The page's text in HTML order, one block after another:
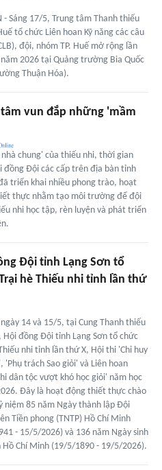
- Sáng 17/5, Trung tâm Thanh thiếu
tổ chức Liên hoan Kỹ năng các câu
đội, nhóm TP. Huế mở rộng lần
2026 tại Quảng trường Bia Quốc
Thuận Hóa).
vun đắp những 'mầm
nhà chung' của thiếu nhi, thời gian
đồng Đội các cấp trên địa bàn tỉnh
triển khai nhiều phong trào, hoạt
thực nhằm tạo môi trường để đội
nhi học tập, rèn luyện và phát triển
Đội tỉnh Lạng Sơn tổ
hè Thiếu nhi tỉnh lần thứ
14 và 15/5, tại Cung Thanh thiếu
Hội đồng Đội tỉnh Lạng Sơn tổ chức
nhi tỉnh lần thứ X, Hội thi 'Chỉ huy
'Phụ trách Sao giỏi' và Liên hoan
dân tộc vượt khó học giỏi' năm học
Đây là hoạt động thiết thực chào
niệm 85 năm Ngày thành lập Đội
Tiền phong (TNTP) Hồ Chí Minh
- 15/5/2026) và 136 năm Ngày sinh
Hồ Chí Minh (19/5/1890 - 19/5/2026).